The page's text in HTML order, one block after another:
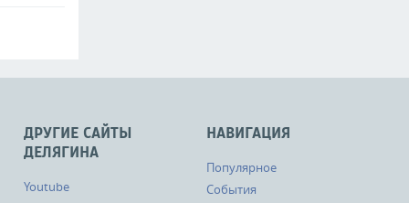
НАВИГАЦИЯ
Популярное
События
ДРУГИЕ САЙТЫ
ДЕЛЯГИНА
Youtube